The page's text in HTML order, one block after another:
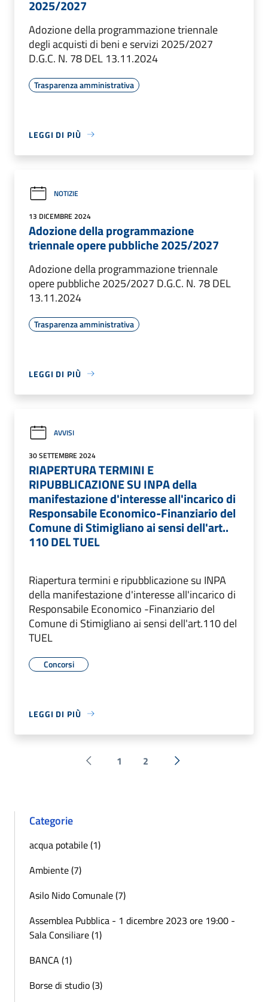
2025/2027
Adozione della programmazione triennale
degli acquisti di beni e servizi 2025/2027
D.G.C. N. 78 DEL 13.11.2024
Trasparenza amministrativa
LEGGI DI PIÙ
NOTIZIE
13 DICEMBRE 2024
Adozione della programmazione
triennale opere pubbliche 2025/2027
Adozione della programmazione triennale
opere pubbliche 2025/2027 D.G.C. N. 78 DEL
13.11.2024
Trasparenza amministrativa
LEGGI DI PIÙ
AVVISI
30 SETTEMBRE 2024
RIAPERTURA TERMINI E
RIPUBBLICAZIONE SU INPA della
manifestazione d'interesse all'incarico di
Responsabile Economico-Finanziario del
Comune di Stimigliano ai sensi dell'art..
110 DEL TUEL
Riapertura termini e ripubblicazione su INPA
della manifestazione d'interesse all'incarico di
Responsabile Economico -Finanziario del
Comune di Stimigliano ai sensi dell'art.110 del
TUEL
Concorsi
LEGGI DI PIÙ
Pagina precedente
1 2 Successiva »
Categorie
acqua potabile (1)
Ambiente (7)
Asilo Nido Comunale (7)
Assemblea Pubblica - 1 dicembre 2023 ore 19:00 -
Sala Consiliare (1)
BANCA (1)
Borse di studio (3)